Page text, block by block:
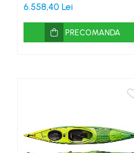
6.558,40 Lei
PRECOMANDA